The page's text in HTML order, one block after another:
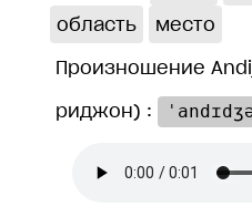
область
место
Произношение
риджон) :